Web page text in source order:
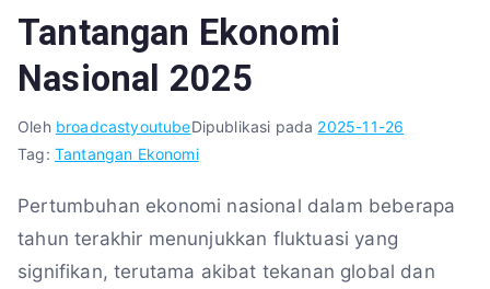
Tantangan Ekonomi
Nasional 2025
Oleh broadcastyoutubeDipublikasi pada 2025-11-26
Tag: Tantangan Ekonomi
Pertumbuhan ekonomi nasional dalam beberapa
tahun terakhir menunjukkan fluktuasi yang
signifikan, terutama akibat tekanan global dan